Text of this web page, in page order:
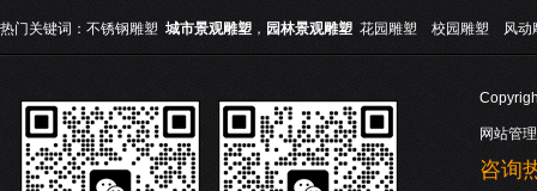
热门关键词： 不锈钢雕塑 城市景观雕塑 ， 园林景观雕塑 花园雕塑 校园雕塑 风动
网站管理
咨询